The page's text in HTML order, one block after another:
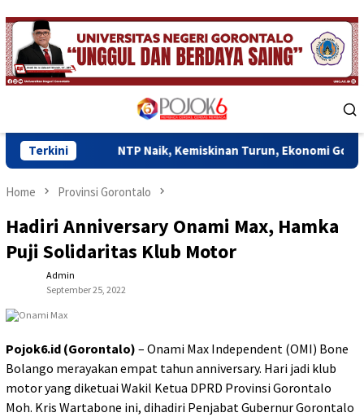
Skip
to
content
Menu
Terkini
NTP Naik, Kemiskinan Turun, Ekonomi Gorontalo Mulai
Home Provinsi Gorontalo
Hadiri Anniversary Onami Max, Hamka
Puji Solidaritas Klub Motor
Admin
September 25, 2022
Pojok6.id (Gorontalo) – Onami Max Independent (OMI) Bone
Bolango merayakan empat tahun anniversary. Hari jadi klub
motor yang diketuai Wakil Ketua DPRD Provinsi Gorontalo
Moh. Kris Wartabone ini, dihadiri Penjabat Gubernur Gorontalo